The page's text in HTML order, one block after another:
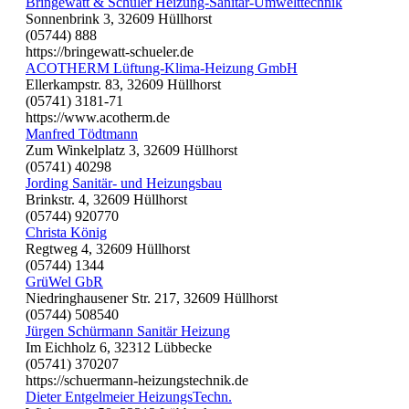
Sonnenbrink 3, 32609 Hüllhorst
(05744) 888
https://bringewatt-schueler.de
ACOTHERM Lüftung-Klima-Heizung GmbH
Ellerkampstr. 83, 32609 Hüllhorst
(05741) 3181-71
https://www.acotherm.de
Manfred Tödtmann
Zum Winkelplatz 3, 32609 Hüllhorst
(05741) 40298
Jording Sanitär- und Heizungsbau
Brinkstr. 4, 32609 Hüllhorst
(05744) 920770
Christa König
Regtweg 4, 32609 Hüllhorst
(05744) 1344
GrüWel GbR
Niedringhausener Str. 217, 32609 Hüllhorst
(05744) 508540
Jürgen Schürmann Sanitär Heizung
Im Eichholz 6, 32312 Lübbecke
(05741) 370207
https://schuermann-heizungstechnik.de
Dieter Entgelmeier HeizungsTechn.